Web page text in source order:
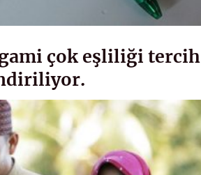
çok eşliliği tercih